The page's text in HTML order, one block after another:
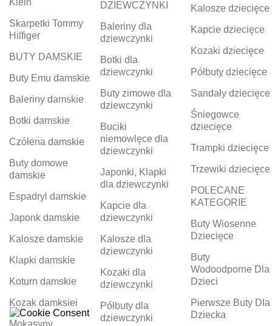
Klein
Skarpetki Tommy
Hilfiger
BUTY DAMSKIE
Buty Emu damskie
Baleriny damskie
Botki damskie
Czółena damskie
Buty domowe
damskie
Espadryl damskie
Japonk damskie
Kalosze damskie
Klapki damskie
Koturn damskie
Kozak damksiei
Mokasyny
DZIEWCZYNKI
Baleriny dla
dziewczynki
Botki dla
dziewczynki
Buty zimowe dla
dziewczynki
Buciki
niemowlęce dla
dziewczynki
Japonki, Klapki
dla dziewczynki
Kapcie dla
dziewczynki
Kalosze dla
dziewczynki
Kozaki dla
dziewczynki
Półbuty dla
dziewczynki
Kalosze dziecięce
Kapcie dziecięce
Kozaki dziecięce
Półbuty dziecięce
Sandały dziecięce
Śniegowce
dziecięce
Trampki dziecięce
Trzewiki dziecięce
POLECANE
KATEGORIE
Buty Wiosenne
Dziecięce
Buty
Wodoodporne Dla
Dzieci
Pierwsze Buty Dla
Dziecka